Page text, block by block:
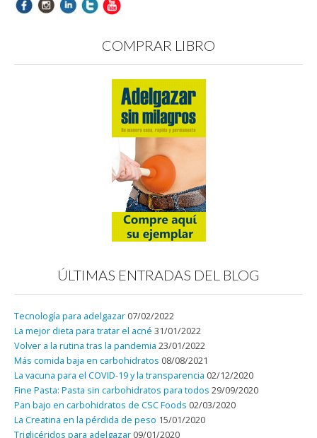
COMPRAR LIBRO
ÚLTIMAS ENTRADAS DEL BLOG
Tecnología para adelgazar 07/02/2022
La mejor dieta para tratar el acné 31/01/2022
Volver a la rutina tras la pandemia 23/01/2022
Más comida baja en carbohidratos 08/08/2021
La vacuna para el COVID-19 y la transparencia 02/12/2020
Fine Pasta: Pasta sin carbohidratos para todos 29/09/2020
Pan bajo en carbohidratos de CSC Foods 02/03/2020
La Creatina en la pérdida de peso 15/01/2020
Triglicéridos para adelgazar 09/01/2020